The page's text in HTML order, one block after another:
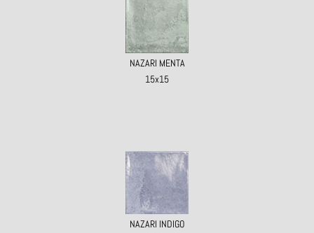
NAZARI MENTA
15x15
NAZARI INDIGO